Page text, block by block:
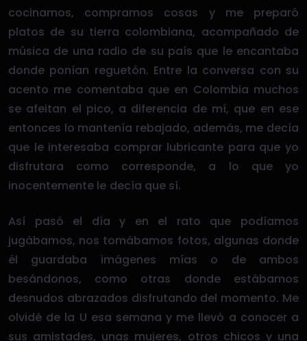
cocinamos, compramos cosas y me preparó
platos de su tierra colombiana, acompañado de
música de una radio de su país que le encantaba
donde ponían reguetón. Entre la conversa con su
acento me comentaba que en Colombia muchos
se afeitan el pico, a diferencia de mí, que en ese
entonces lo mantenía rebajado, además, me decía
que le interesaba comprar lubricante para que yo
disfrutara como corresponde, a lo que yo
inocentemente le decía que sí.
Así pasó el día y en el rato que podíamos
jugábamos, nos tomábamos fotos, algunas donde
él guardaba imágenes mías o de ambos
besándonos, como otras donde estábamos
desnudos abrazados disfrutando del momento. Me
olvidé de la U esa semana y me llevó a conocer a
sus amistades, unas mujeres, otros chicos y una